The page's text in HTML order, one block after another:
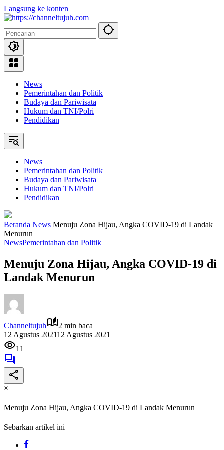
Langsung ke konten
News
Pemerintahan dan Politik
Budaya dan Pariwisata
Hukum dan TNI/Polri
Pendidikan
News
Pemerintahan dan Politik
Budaya dan Pariwisata
Hukum dan TNI/Polri
Pendidikan
Beranda News Menuju Zona Hijau, Angka COVID-19 di Landak
Menurun
NewsPemerintahan dan Politik
Menuju Zona Hijau, Angka COVID-19 di
Landak Menurun
Channeltujuh
2 min baca
12 Agustus 202112 Agustus 2021
11
×
Menuju Zona Hijau, Angka COVID-19 di Landak Menurun
Sebarkan artikel ini